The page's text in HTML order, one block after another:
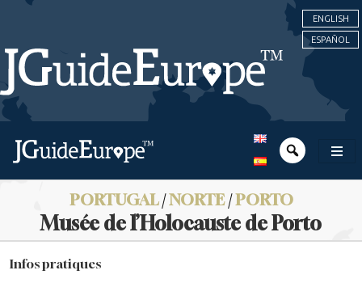
ENGLISH
ESPAÑOL
PORTUGAL/NORTE/PORTO
Musée de l’Holocauste de Porto
Infos pratiques